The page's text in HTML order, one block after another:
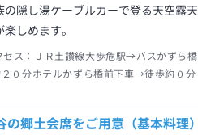
の隠し湯ケーブルカーで登る天空露天
楽しめます。
セス：
ＪＲ土讃線大歩危駅→バスかずら橋
０分ホテルかずら橋前下車→徒歩約０分
郷土会席をご用意（基本料理）